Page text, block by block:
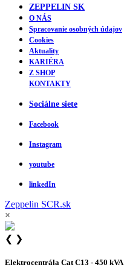
ZEPPELIN SK
O NÁS
Spracovanie osobných údajov
Cookies
Aktuality
KARIÉRA
Z SHOP
KONTAKTY
Sociálne siete
Facebook
Instagram
youtube
linkedIn
Zeppelin SCR.sk
×
❮ ❯
Elektrocentrála Cat C13 - 450 kVA